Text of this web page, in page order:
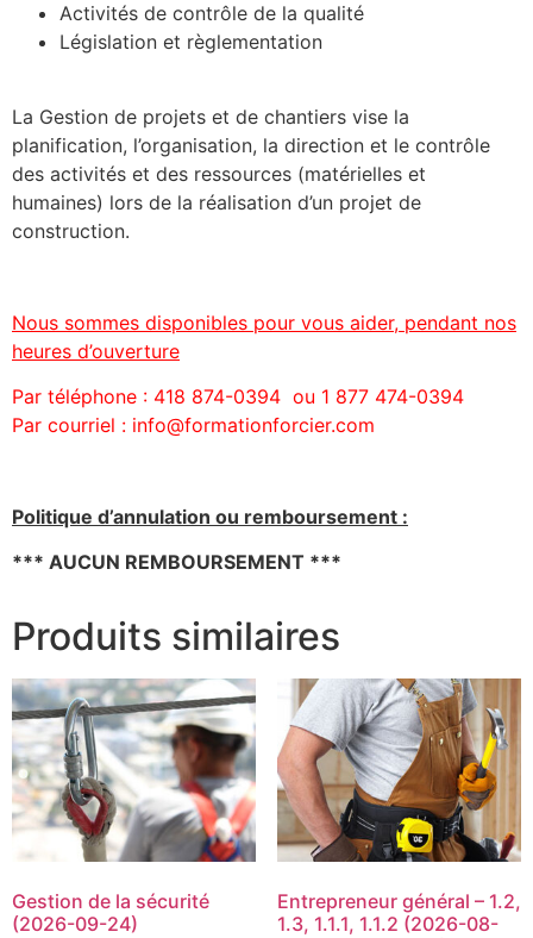
Activités de contrôle de la qualité
Législation et règlementation
La Gestion de projets et de chantiers vise la
planification, l’organisation, la direction et le contrôle
des activités et des ressources (matérielles et
humaines) lors de la réalisation d’un projet de
construction.
Nous sommes disponibles pour vous aider, pendant nos
heures d’ouverture
Par téléphone : 418 874-0394 ou 1 877 474-0394
Par courriel : info@formationforcier.com
Politique d’annulation ou remboursement :
*** AUCUN REMBOURSEMENT ***
Produits similaires
Gestion de la sécurité
(2026-09-24)
Entrepreneur général – 1.2,
1.3, 1.1.1, 1.1.2 (2026-08-